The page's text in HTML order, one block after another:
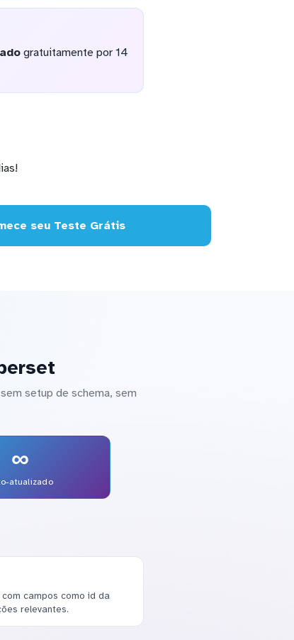
gratuitamente por 14
seu Teste Grátis
setup de schema, sem
∞
atualizado
campos como id da
relevantes.